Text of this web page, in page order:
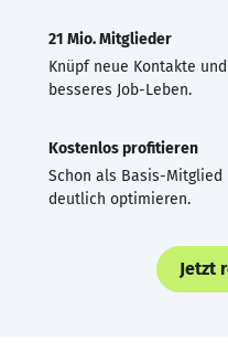
21 Mio. Mitglieder
Knüpf neue Kontakte
besseres Job-Leben.
Kostenlos profitieren
Schon als Basis-Mitglied
deutlich optimieren.
Jetzt